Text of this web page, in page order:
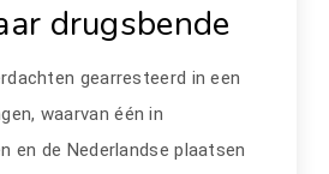
drugsbende
gearresteerd in een
waarvan één in
en de Nederlandse plaatsen